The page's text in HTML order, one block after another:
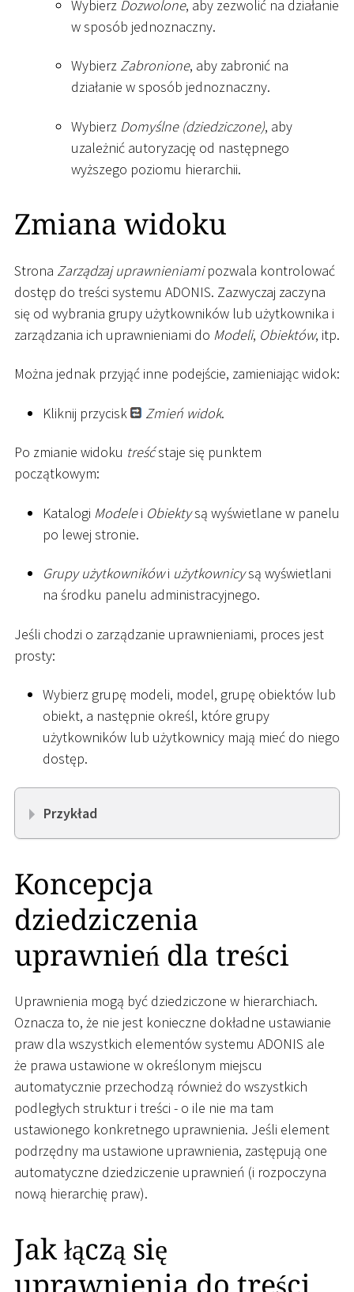
Wybierz Dozwolone, aby zezwolić na działanie
w sposób jednoznaczny.
Wybierz Zabronione, aby zabronić na
działanie w sposób jednoznaczny.
Wybierz Domyślne (dziedziczone), aby
uzależnić autoryzację od następnego
wyższego poziomu hierarchii.
Zmiana widoku
Strona Zarządzaj uprawnieniamipozwala kontrolować
dostęp do treści systemu ADONIS. Zazwyczaj zaczyna
się od wybrania grupy użytkowników lub użytkownika i
zarządzania ich uprawnieniami do Modeli, Obiektów, itp.
Można jednak przyjąć inne podejście, zamieniając widok:
Kliknij przycisk Zmień widok.
Po zmianie widoku treśćstaje się punktem
początkowym:
Katalogi Modelei Obiektysą wyświetlane w panelu
po lewej stronie.
Grupy użytkownikówi użytkownicysą wyświetlani
na środku panelu administracyjnego.
Jeśli chodzi o zarządzanie uprawnieniami, proces jest
prosty:
Wybierz grupę modeli, model, grupę obiektów lub
obiekt, a następnie określ, które grupy
użytkowników lub użytkownicy mają mieć do niego
dostęp.
Przykład
Koncepcja
dziedziczenia
uprawnień dla treści
Uprawnienia mogą być dziedziczone w hierarchiach.
Oznacza to, że nie jest konieczne dokładne ustawianie
praw dla wszystkich elementów systemu ADONIS ale
że prawa ustawione w określonym miejscu
automatycznie przechodzą również do wszystkich
podległych struktur i treści - o ile nie ma tam
ustawionego konkretnego uprawnienia. Jeśli element
podrzędny ma ustawione uprawnienia, zastępują one
automatyczne dziedziczenie uprawnień (i rozpoczyna
nową hierarchię praw).
Jak łączą się